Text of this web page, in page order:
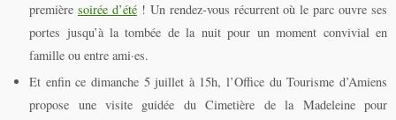
premièresoirée d’été! Un rendez-vous récurrent où le parc ouvre ses
portes jusqu’à la tombée de la nuit pour un moment convivial en
famille ou entre ami·es.
Et enfin ce dimanche 5 juillet à 15h, l’Office du Tourisme d’Amiens
propose une visite guidée du Cimetière de la Madeleine pour